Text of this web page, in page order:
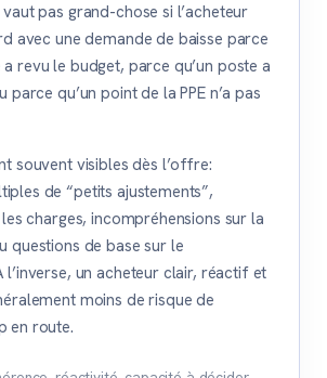
pas grand-chose si l’acheteur
avec une demande de baisse parce
revu le budget, parce qu’un poste a
parce qu’un point de la PPE n’a pas
souvent visibles dès l’offre:
de “petits ajustements”,
charges, incompréhensions sur la
questions de base sur le
l’inverse, un acheteur clair, réactif et
moins de risque de
en route.